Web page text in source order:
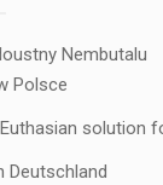
Nembutalu
Polsce
solution
Deutschland